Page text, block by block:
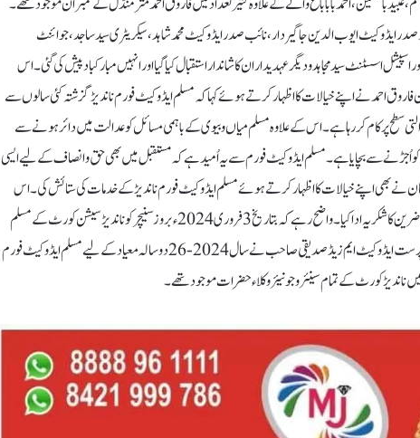
صدر ایڈوکیٹ ایوب الدین جاگیردار، نائب صدر ایڈوکیٹ محمد شاہد، سیکریٹری سید ساجد، جوائنٹ
اسسٹنٹ سید مجاہد و دیگر عہدیداران کا شاندار استقبال کیا گیا اور انہیں مبارکباد پیش کی گئی۔ اس
احمد نے اپنے خیالات کا اظہار کرتے ہوئے کہا کہ مسلم ایڈوکیٹ فورم ناندیڑ گزشتہ کئی سالوں سے
سطح پرکام کررہا ہے۔اس کے علاوہ مسلم میاں و بیوی کے باہمی مسائل کوعدالت میں دائر ہونے سے
اُجڑنے سے بچایا ہے۔ مسلم ایڈوکیٹ فورم سے یہ اُمید ہے کہ مستقبل میں بھی حق و انصاف کے لیے ایسی
بھی اپنے خیالات کا اظہار کرتے ہوئے مسلم ایڈوکیٹ فورم ناندیڑ کے خدمات کی ستائش کی۔ اس
استقبالیہ تقریب کے اختتام پر ایڈوکیٹ شیخ بلال نے تمام حاضرین کا شکریہ اد ا کیا۔ واضح رہے کہ بتاریخ 3فروری 2024ء بروز سنیچر کو ناندیڑ سیشن کورٹ کے مسلم
وکلاء حضرات کی ایک نشست مسلم ایڈوکیٹ فورم کے سرپرست ایڈوکیٹ ایم زیڈ صدیقی صاحب نے سال 2024-26دو سالہ معیاد کے لیے مسلم ایڈوکیٹ فورم
کورٹ کے تمام سینئر و جونیئر وکلاء حضرات موجود تھے۔